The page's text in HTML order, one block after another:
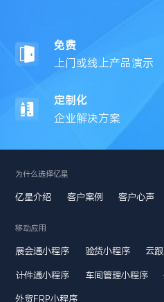
免费
上门或线上产品演示
定制化
企业解决方案
为什么选择亿星
亿星介绍 客户案例 客户心声
移动应用
展会通小程序 验货小程序 云
计件通小程序 车间管理小程序
外贸ERP小程序